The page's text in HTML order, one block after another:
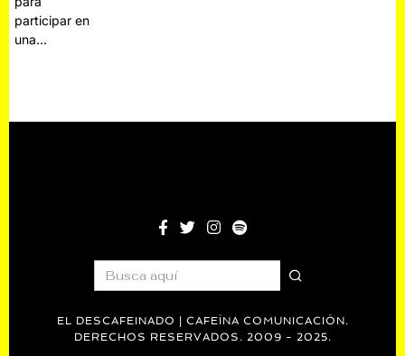
participar en
una…
EL DESCAFEINADO | CAFEÍNA COMUNICACIÓN.
DERECHOS RESERVADOS. 2009 - 2025.